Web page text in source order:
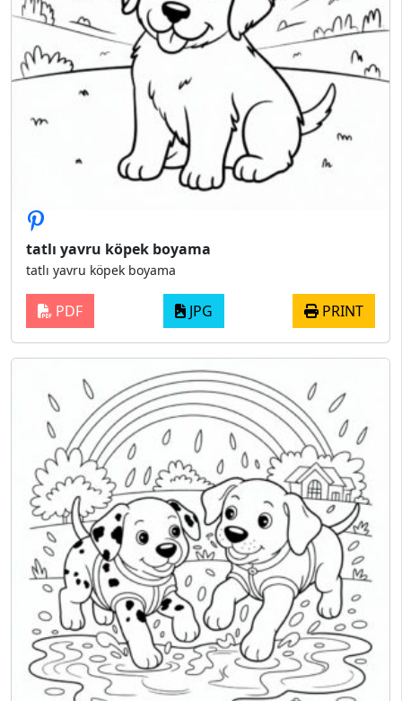
tatlı yavru köpek boyama
tatlı yavru köpek boyama
PDF JPG PRINT